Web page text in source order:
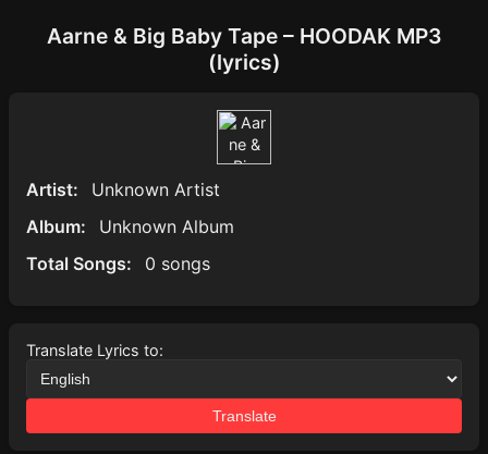
Aarne & Big Baby Tape – HOODAK MP3
(lyrics)
Artist:
Unknown Artist
Album:
Unknown Album
Total Songs:
0 songs
Translate Lyrics to:
Translate